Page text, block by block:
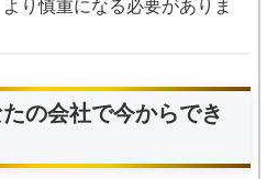
り慎重になる必要がありま
たの会社で今からでき